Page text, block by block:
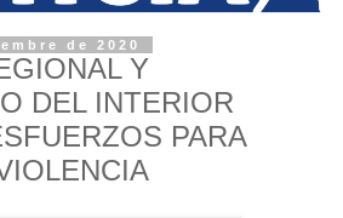
de 2020
Y
DEL INTERIOR
PARA